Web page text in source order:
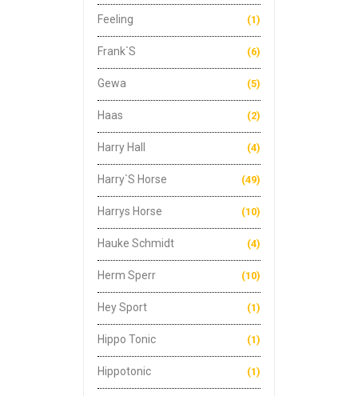
Feeling (1)
Frank`s (6)
Gewa (5)
Haas (2)
Harry Hall (4)
Harry`s Horse (49)
Harrys Horse (10)
Hauke Schmidt (4)
Herm Sperr (10)
Hey Sport (1)
Hippo Tonic (1)
Hippotonic (1)